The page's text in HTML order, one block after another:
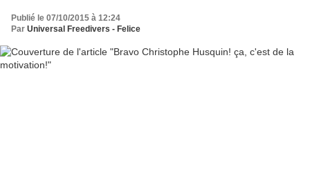
Publié le 07/10/2015 à 12:24
Par Universal Freedivers - Felice